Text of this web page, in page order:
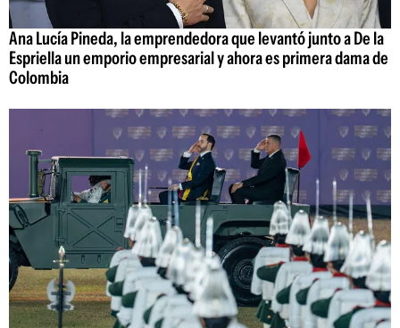
Ana Lucía Pineda, la emprendedora que levantó junto a De la
Espriella un emporio empresarial y ahora es primera dama de
Colombia